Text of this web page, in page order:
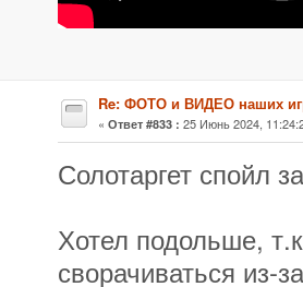
Re: ФОТО и ВИДЕО наших
« Ответ #833 : 25 Июнь 2024,
Солотаргет спойл
Хотел подольше,
сворачиваться